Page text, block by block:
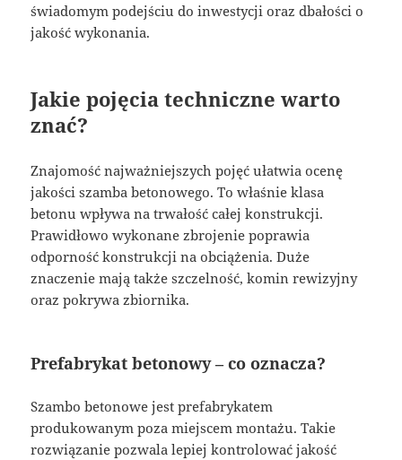
świadomym podejściu do inwestycji oraz dbałości o
jakość wykonania.
Jakie pojęcia techniczne warto
znać?
Znajomość najważniejszych pojęć ułatwia ocenę
jakości szamba betonowego. To właśnie klasa
betonu wpływa na trwałość całej konstrukcji.
Prawidłowo wykonane zbrojenie poprawia
odporność konstrukcji na obciążenia. Duże
znaczenie mają także szczelność, komin rewizyjny
oraz pokrywa zbiornika.
Prefabrykat betonowy – co oznacza?
Szambo betonowe jest prefabrykatem
produkowanym poza miejscem montażu. Takie
rozwiązanie pozwala lepiej kontrolować jakość